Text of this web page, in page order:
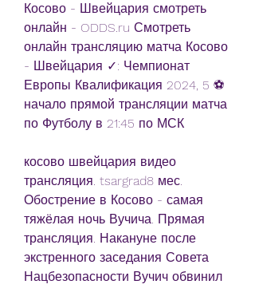
Косово - Швейцария смотреть
онлайн - ODDS.ru Смотреть
онлайн трансляцию матча Косово
- Швейцария ✓: Чемпионат
Европы Квалификация 2024, 5 ⚽
начало прямой трансляции матча
по Футболу в 21:45 по МСК
косово швейцария видео
трансляция. tsargrad8 мес.
Обострение в Косово - самая
тяжёлая ночь Вучича. Прямая
трансляция. Накануне после
экстренного заседания Совета
Нацбезопасности Вучич обвинил